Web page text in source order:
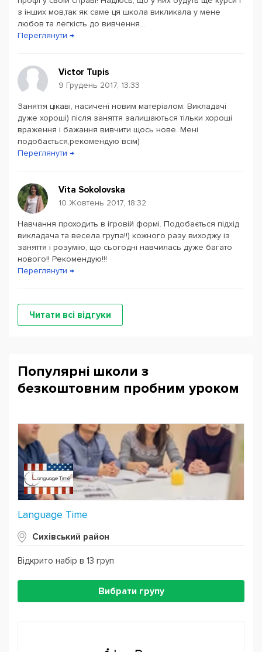
з інших мов,так як саме ця школа викликала у мене
любов та легкість до вивчення...
Переглянути →
Victor Tupis
9 Грудень 2017, 13:33
Заняття цікаві, насичені новим матеріалом. Викладачі
дуже хороші) після заняття залишаються тільки хороші
враження і бажання вивчити щось нове. Мені
подобається,рекомендую всім)
Переглянути →
Vita Sokolovska
10 Жовтень 2017, 18:32
Навчання проходить в ігровій формі. Подобається підхід
викладача та весела група!!) кожного разу виходжу із
заняття і розумію, що сьогодні навчилась дуже багато
нового!! Рекомендую!!!
Переглянути →
Читати всі відгуки
Популярні школи з
безкоштовним пробним уроком
Language Time
Сихівський район
Відкрито набір в 13 груп
Вибрати групу